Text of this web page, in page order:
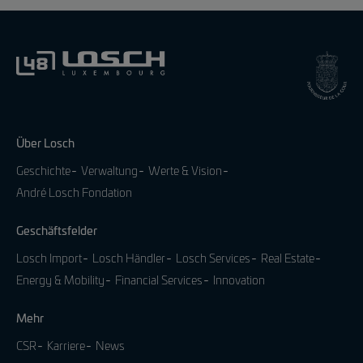
Über Losch
Geschichte Verwaltung
Werte & Vision
André Losch Fondation
Geschäftsfelder
Losch Import Losch Händler Losch Services
Real Estate
Energy & Mobility
Financial Services Innovation
Mehr
CSR Karriere News